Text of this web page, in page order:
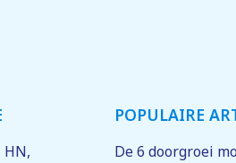
HN,
POPULAIRE
De 6 doorgroei